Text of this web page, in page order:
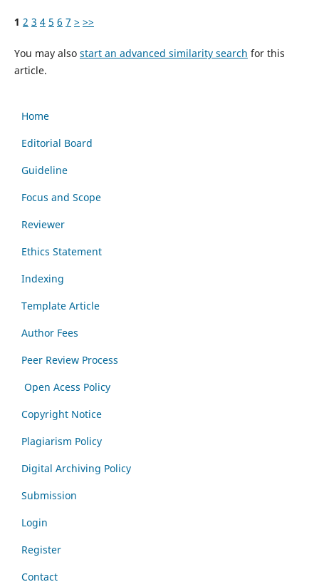
1 2 3 4 5 6 7 > >>
You may also start an advanced similarity search for this
article.
Home
Editorial Board
Guideline
Focus and Scope
Reviewer
Ethics Statement
Indexing
Template Article
Author Fees
Peer Review Process
Open Acess Policy
Copyright Notice
Plagiarism Policy
Digital Archiving Policy
Submission
Login
Register
Contact